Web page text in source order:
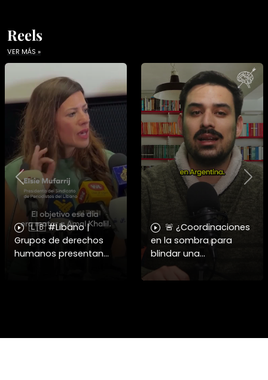
Reels
VER MÁS »
🇱🇧 #Libano |
Grupos de derechos
humanos presentan
🚨 ¿Coordinaciones
en la sombra para
blindar una
candidatura
presidencial? Nuevos
Previous